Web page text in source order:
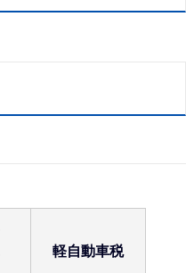
軽自動車税